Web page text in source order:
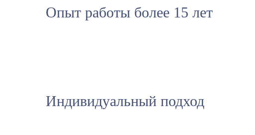
Опыт работы более 15 лет
Индивидуальный подход